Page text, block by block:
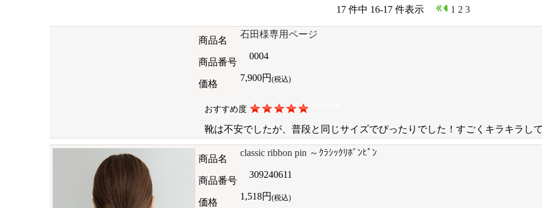
17 件中 16-17 件表示 1 2 3
商品名
石田様専用ページ
商品番号
0004
価格
7,900円 (税込)
おすすめ度
靴は不安でしたが、普段と同じサイズでぴったりでした！すごくキラキラし
商品名
classic ribbon pin ～ｸﾗｼｯｸﾘﾎﾞﾝﾋﾟﾝ
商品番号
309240611
価格
1,518円 (税込)